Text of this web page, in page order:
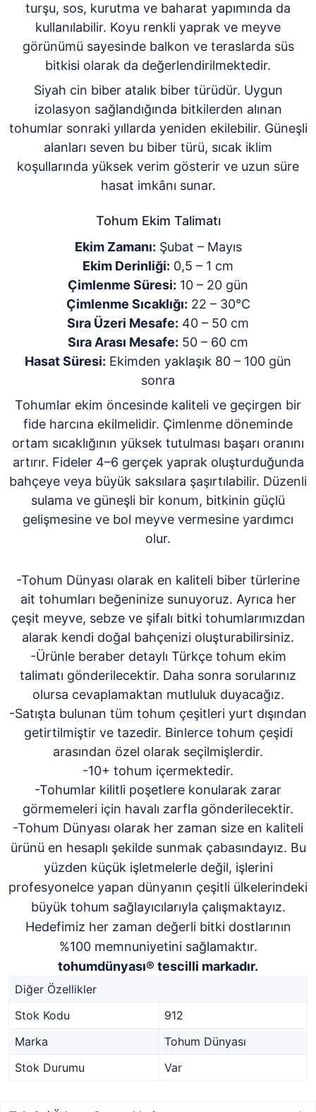
turşu, sos, kurutma ve baharat yapımında da
kullanılabilir. Koyu renkli yaprak ve meyve
görünümü sayesinde balkon ve teraslarda süs
bitkisi olarak da değerlendirilmektedir.
Siyah cin biber atalık biber türüdür. Uygun
izolasyon sağlandığında bitkilerden alınan
tohumlar sonraki yıllarda yeniden ekilebilir. Güneşli
alanları seven bu biber türü, sıcak iklim
koşullarında yüksek verim gösterir ve uzun süre
hasat imkânı sunar.
Tohum Ekim Talimatı
Ekim Zamanı: Şubat – Mayıs
Ekim Derinliği: 0,5 – 1 cm
Çimlenme Süresi: 10 – 20 gün
Çimlenme Sıcaklığı: 22 – 30°C
Sıra Üzeri Mesafe: 40 – 50 cm
Sıra Arası Mesafe: 50 – 60 cm
Hasat Süresi: Ekimden yaklaşık 80 – 100 gün
sonra
Tohumlar ekim öncesinde kaliteli ve geçirgen bir
fide harcına ekilmelidir. Çimlenme döneminde
ortam sıcaklığının yüksek tutulması başarı oranını
artırır. Fideler 4–6 gerçek yaprak oluşturduğunda
bahçeye veya büyük saksılara şaşırtılabilir. Düzenli
sulama ve güneşli bir konum, bitkinin güçlü
gelişmesine ve bol meyve vermesine yardımcı
olur.
-Tohum Dünyası olarak en kaliteli biber türlerine
ait tohumları beğeninize sunuyoruz. Ayrıca her
çeşit meyve, sebze ve şifalı bitki tohumlarımızdan
alarak kendi doğal bahçenizi oluşturabilirsiniz.
-Ürünle beraber detaylı Türkçe tohum ekim
talimatı gönderilecektir. Daha sonra sorularınız
olursa cevaplamaktan mutluluk duyacağız.
-Satışta bulunan tüm tohum çeşitleri yurt dışından
getirtilmiştir ve tazedir. Binlerce tohum çeşidi
arasından özel olarak seçilmişlerdir.
-10+ tohum içermektedir.
-Tohumlar kilitli poşetlere konularak zarar
görmemeleri için havalı zarfla gönderilecektir.
-Tohum Dünyası olarak her zaman size en kaliteli
ürünü en hesaplı şekilde sunmak çabasındayız. Bu
yüzden küçük işletmelerle değil, işlerini
profesyonelce yapan dünyanın çeşitli ülkelerindeki
büyük tohum sağlayıcılarıyla çalışmaktayız.
Hedefimiz her zaman değerli bitki dostlarının
%100 memnuniyetini sağlamaktır.
tohumdünyası® tescilli markadır.
Diğer Özellikler
Stok Kodu
912
Marka
Tohum Dünyası
Stok Durumu
Var